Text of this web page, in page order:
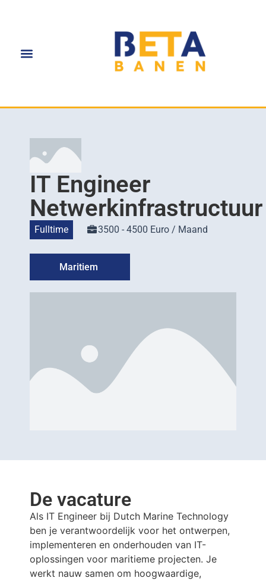
IT Engineer
Netwerkinfrastructuur
Fulltime 3500 - 4500 Euro / Maand
Maritiem
De vacature
Als IT Engineer bij Dutch Marine Technology
ben je verantwoordelijk voor het ontwerpen,
implementeren en onderhouden van IT-
oplossingen voor maritieme projecten. Je
werkt nauw samen om hoogwaardige,